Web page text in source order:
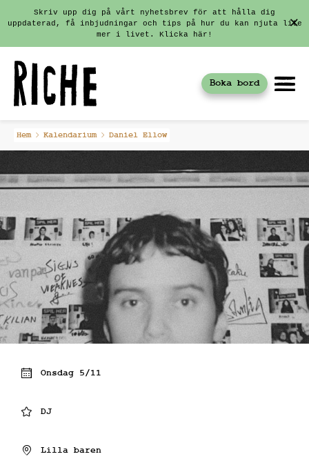
Fortsätt
till
innehållet
Skriv upp dig på vårt nyhetsbrev för att hålla dig
uppdaterad, få inbjudningar och tips på hur du kan njuta lite
mer i livet. Klicka här!
Boka bord
Hem Kalendarium Daniel Ellow
Onsdag 5/11
DJ
Lilla baren